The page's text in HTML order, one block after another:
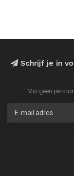
Schrijf je in
Mis geen